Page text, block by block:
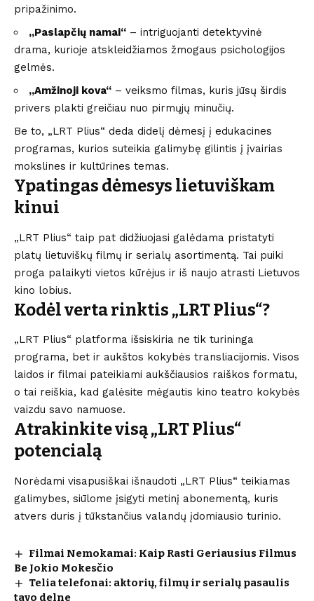
pripažinimo.
„Paslapčių namai“ – intriguojanti detektyvinė
drama, kurioje atskleidžiamos žmogaus psichologijos
gelmės.
„Amžinoji kova“ – veiksmo filmas, kuris jūsų širdis
privers plakti greičiau nuo pirmųjų minučių.
Be to, „LRT Plius“ deda didelį dėmesį į edukacines
programas, kurios suteikia galimybę gilintis į įvairias
mokslines ir kultūrines temas.
Ypatingas dėmesys lietuviškam
kinui
„LRT Plius“ taip pat didžiuojasi galėdama pristatyti
platų lietuviškų filmų ir serialų asortimentą. Tai puiki
proga palaikyti vietos kūrėjus ir iš naujo atrasti Lietuvos
kino lobius.
Kodėl verta rinktis „LRT Plius“?
„LRT Plius“ platforma išsiskiria ne tik turininga
programa, bet ir aukštos kokybės transliacijomis. Visos
laidos ir filmai pateikiami aukščiausios raiškos formatu,
o tai reiškia, kad galėsite mėgautis kino teatro kokybės
vaizdu savo namuose.
Atrakinkite visą „LRT Plius“
potencialą
Norėdami visapusiškai išnaudoti „LRT Plius“ teikiamas
galimybes, siūlome įsigyti metinį abonementą, kuris
atvers duris į tūkstančius valandų įdomiausio turinio.
Filmai Nemokamai: Kaip Rasti Geriausius Filmus
Be Jokio Mokesčio
Telia telefonai: aktorių, filmų ir serialų pasaulis
tavo delne